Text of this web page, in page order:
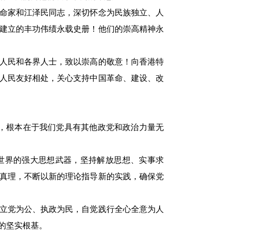
家和江泽民同志，深切怀念为民族独立、人
立的丰功伟绩永载史册！他们的崇高精神永
民和各界人士，致以崇高的敬意！向香港特
民友好相处，关心支持中国革命、建设、改
根本在于我们党具有其他政党和政治力量无
的强大思想武器，坚持解放思想、实事求
理，不断以新的理论指导新的实践，确保党
为公、执政为民，自觉践行全心全意为人
坚实根基。